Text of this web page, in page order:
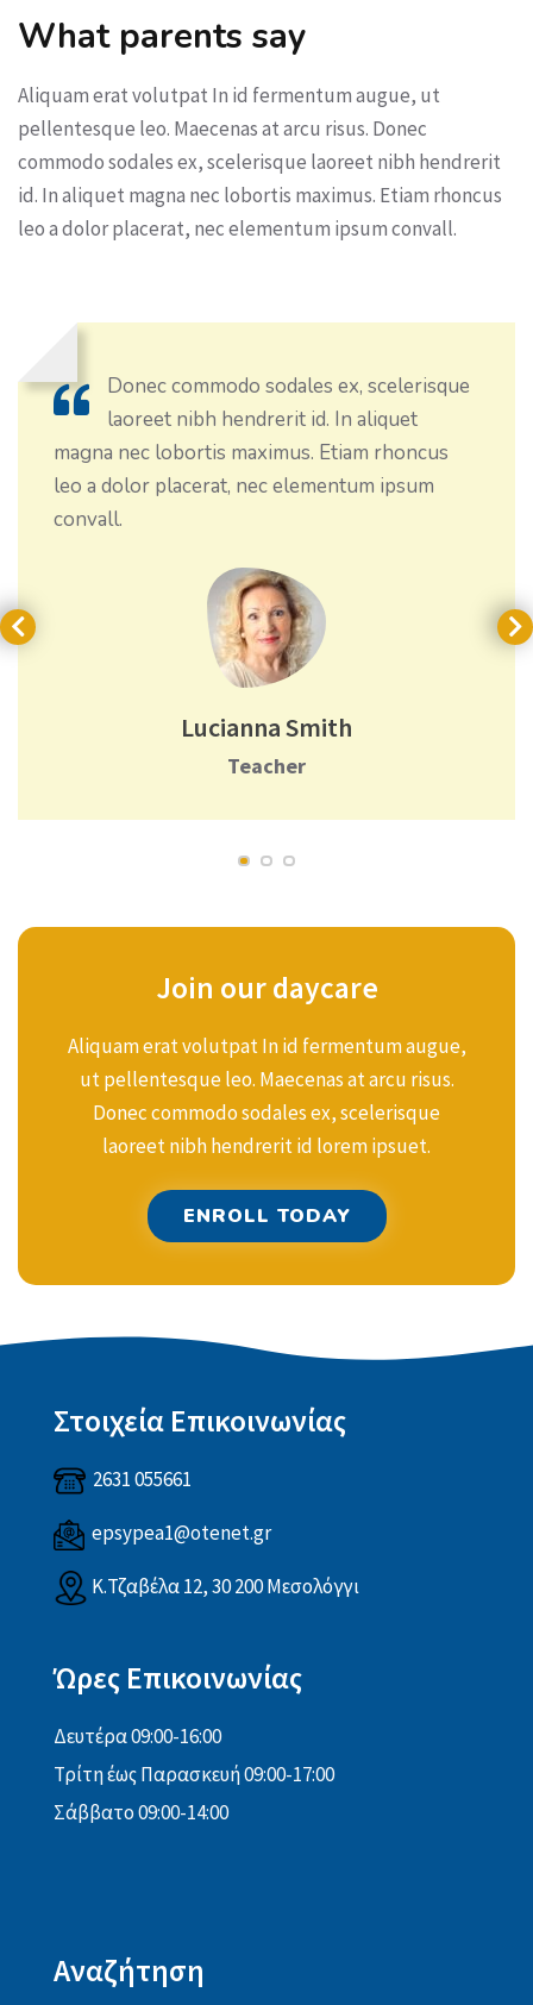
What parents say
Aliquam erat volutpat In id fermentum augue, ut
pellentesque leo. Maecenas at arcu risus. Donec
commodo sodales ex, scelerisque laoreet nibh hendrerit
id. In aliquet magna nec lobortis maximus. Etiam rhoncus
leo a dolor placerat, nec elementum ipsum convall.
Donec commodo sodales ex, scelerisque
laoreet nibh hendrerit id. In aliquet
magna nec lobortis maximus. Etiam rhoncus
leo a dolor placerat, nec elementum ipsum
convall.
Lucianna Smith
Teacher
Join our daycare
Aliquam erat volutpat In id fermentum augue,
ut pellentesque leo. Maecenas at arcu risus.
Donec commodo sodales ex, scelerisque
laoreet nibh hendrerit id lorem ipsuet.
ENROLL TODAY
Στοιχεία Επικοινωνίας
2631 055661
epsypea1@otenet.gr
Κ.Τζαβέλα 12, 30 200 Μεσολόγγι
Ώρες Επικοινωνίας
Δευτέρα 09:00-16:00
Τρίτη έως Παρασκευή 09:00-17:00
Σάββατο 09:00-14:00
Αναζήτηση